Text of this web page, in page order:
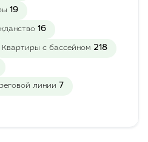
населенные
желают купить
школа и детский
LetoEstate имеют
прекрасно
19
16
Квартиры с бассейном 218
линии 7